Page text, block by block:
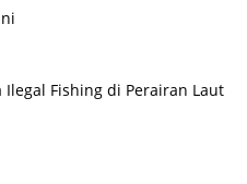
Ilegal Fishing di Perairan Laut